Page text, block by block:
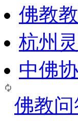
佛教
杭州
中佛
佛教问